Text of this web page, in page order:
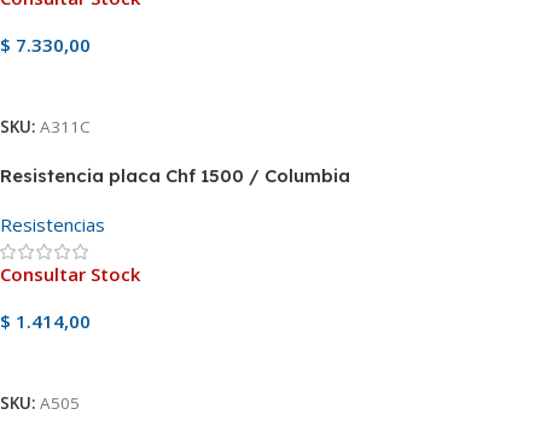
$ 7.330,00
SKU: A311C
Resistencia placa Chf 1500 / Columbia
Resistencias
Consultar Stock
$ 1.414,00
SKU: A505